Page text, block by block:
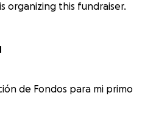
organizing this fundraiser.
de Fondos para mi primo